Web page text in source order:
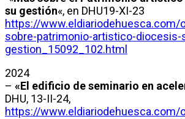
su gestión«, en DHU19-XI-23
https://www.eldiariodehuesca.com/
sobre-patrimonio-artistico-diocesis-
gestion_15092_102.html
2024
– «El edificio de seminario en
DHU, 13-II-24,
https://www.eldiariodehuesca.com/